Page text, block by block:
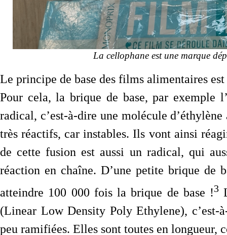
La cellophane est une marque
Le principe de base des films alimentaires
Pour cela, la brique de base, par exemple
radical, c’est-à-dire une molécule
très réactifs, car instables. Ils vont ainsi
de cette fusion est aussi un radical, qui
réaction en chaîne. D’une petite brique de
atteindre 100 000 fois la brique de base !3
(Linear Low Density Poly Ethylene), c’est-
peu ramifiées. Elles sont toutes en longueur,